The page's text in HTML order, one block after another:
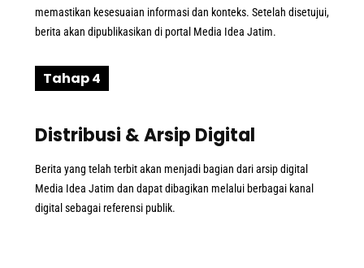
memastikan kesesuaian informasi dan konteks. Setelah disetujui,
berita akan dipublikasikan di portal Media Idea Jatim.
Tahap 4
Distribusi & Arsip Digital
Berita yang telah terbit akan menjadi bagian dari arsip digital
Media Idea Jatim dan dapat dibagikan melalui berbagai kanal
digital sebagai referensi publik.